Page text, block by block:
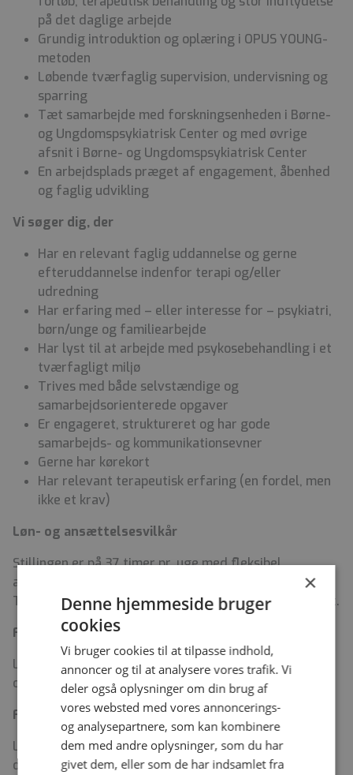
på det daglige arbejde
Grundig introduktion og oplæring i OPUS YOUNG-
metoden
Løbende tværfaglig supervision, undervisning og
sparring
Tæt samarbejde med forskningsenheden i Børne-
og Ungdomspsykiatrisk Center og med øvrige
afsnit i Børne- og Ungdomspsykiatrisk Center
En arbejdsplads præget af engagement, åbenhed
og faglig udvikling
Vi søger dig, der
Har en relevant faglig uddannelse og gerne
efteruddannelse indenfor terapi og/eller
udredning
Har erfaring med – eller interesse for – psykiatri,
børn/unge og familiearbejde
Har lyst til at arbejde med psykosebehandling i et
tværfagligt miljø
Trives med både selvstændige og
samarbejdsorienterede opgaver
Er engageret, struktureret og har gode
samarbejds- og kommunikationsevner
Gerne har kørekort
Har relevant terapeutisk erfaring (en fordel, men
ikke et krav)
Løn- og ansættelsesvilkår
Stillingen er på 37 timer pr. uge med fleksibel
arbejdstilrettelæggelse.
Tiltrædelse ønskes 1. august 2026 eller snarest muligt.
For psykologerne:
Løn- og ansættelsesforhold i henhold til gældende
overenskomst for akademikere ansat i regioner m.v.
For pædagogerne:
Løn- og ansættelsesforhold i henhold til gældende
overenskomst for overenskomst for pædagogisk
×
Denne hjemmeside bruger
cookies
Vi bruger cookies til at tilpasse indhold,
annoncer og til at analysere vores trafik. Vi
deler også oplysninger om din brug af
vores websted med vores annoncerings-
og analysepartnere, som kan kombinere
dem med andre oplysninger, som du har
givet dem, eller som de har indsamlet fra